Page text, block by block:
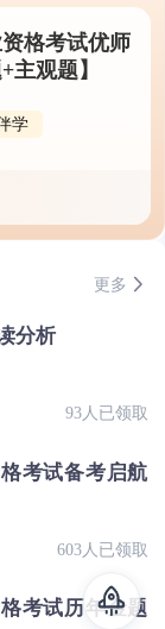
格考试优师
主观题】
学
更多
分析
93人已领取
考试备考启航
603人已领取
考试历年金题